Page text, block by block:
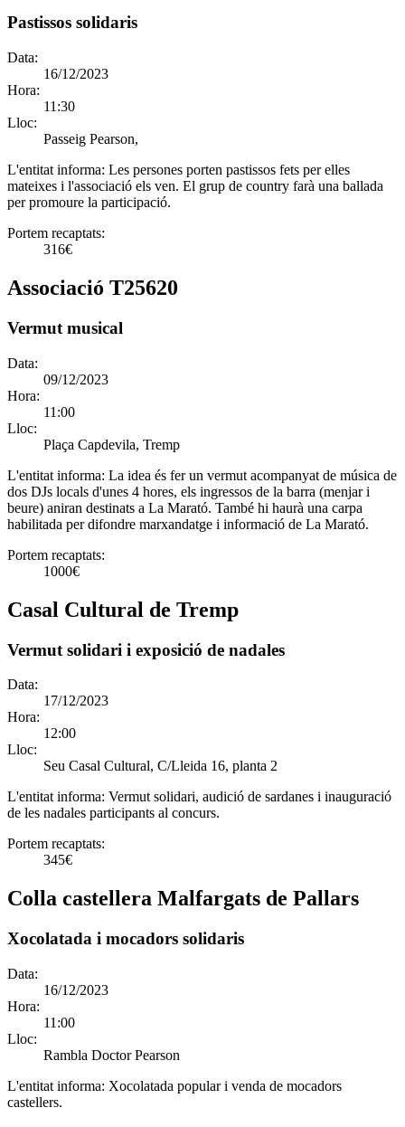
Pastissos solidaris
Data:
16/12/2023
Hora:
11:30
Lloc:
Passeig Pearson,
L'entitat informa: Les persones porten pastissos fets per elles
mateixes i l'associació els ven. El grup de country farà una ballada
per promoure la participació.
Portem recaptats:
316€
Associació T25620
Vermut musical
Data:
09/12/2023
Hora:
11:00
Lloc:
Plaça Capdevila, Tremp
L'entitat informa: La idea és fer un vermut acompanyat de música de
dos DJs locals d'unes 4 hores, els ingressos de la barra (menjar i
beure) aniran destinats a La Marató. També hi haurà una carpa
habilitada per difondre marxandatge i informació de La Marató.
Portem recaptats:
1000€
Casal Cultural de Tremp
Vermut solidari i exposició de nadales
Data:
17/12/2023
Hora:
12:00
Lloc:
Seu Casal Cultural, C/Lleida 16, planta 2
L'entitat informa: Vermut solidari, audició de sardanes i inauguració
de les nadales participants al concurs.
Portem recaptats:
345€
Colla castellera Malfargats de Pallars
Xocolatada i mocadors solidaris
Data:
16/12/2023
Hora:
11:00
Lloc:
Rambla Doctor Pearson
L'entitat informa: Xocolatada popular i venda de mocadors
castellers.